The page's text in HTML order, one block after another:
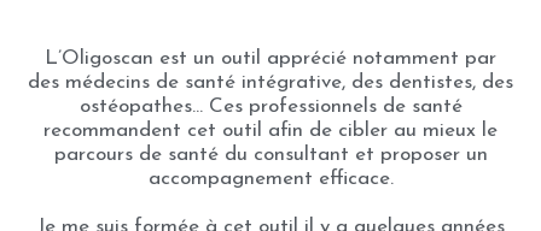
L’Oligoscan est un outil apprécié notamment par
des médecins de santé intégrative, des dentistes, des
ostéopathes… Ces professionnels de santé
recommandent cet outil afin de cibler au mieux le
parcours de santé du consultant et proposer un
accompagnement efficace.